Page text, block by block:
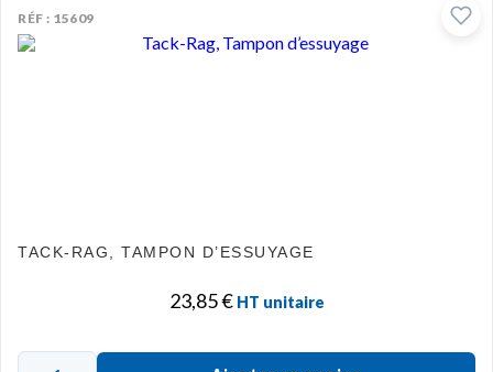
RÉF : 15609
TACK-RAG, TAMPON D’ESSUYAGE
23,85€ HT unitaire